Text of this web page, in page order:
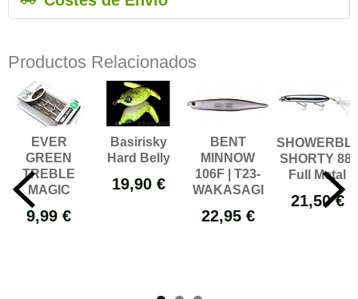
Productos Relacionados
EVER
GREEN
TREBLE
MAGIC
9,99 €
Basirisky
Hard Belly
19,90 €
BENT
MINNOW
106F | T23-
WAKASAGI
22,95 €
SHORTY 88-
Full Metal
21,50 €